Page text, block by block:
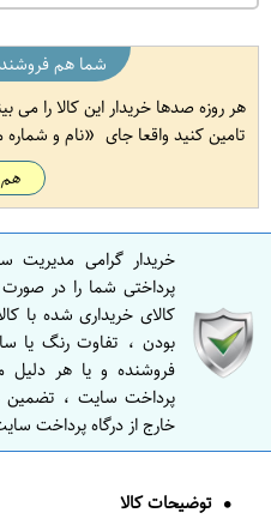
شما هم
هر روزه صدها خریدار این کالا را می
تامین کنید واقعا جای
نام و شماره
هم
خریدار گرامی مدیریت
پرداختی شما را در
کالای خریداری شده با
بودن ، تفاوت رنگ یا
فروشنده و یا هر دلیل
پرداخت سایت ، تضمین
خارج از درگاه پرداخت
توضیحات کالا